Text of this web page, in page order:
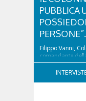
PUBBLICA
PERSONE”.
Filippo Vanni,
comandante
d’Ampezzo sino
nazionale ed